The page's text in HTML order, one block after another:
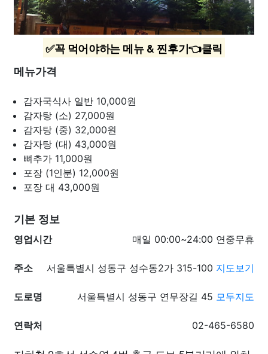
✅꼭 먹어야하는 메뉴 & 찐후기👈클릭
메뉴가격
감자국식사 일반 10,000원
감자탕 (소) 27,000원
감자탕 (중) 32,000원
감자탕 (대) 43,000원
뼈추가 11,000원
포장 (1인분) 12,000원
포장 대 43,000원
기본 정보
영업시간
매일 00:00~24:00 연중무휴
주소 서울특별시 성동구 성수동2가 315-100 지도보기
도로명 서울특별시 성동구 연무장길 45 모두지도
연락처 02-465-6580